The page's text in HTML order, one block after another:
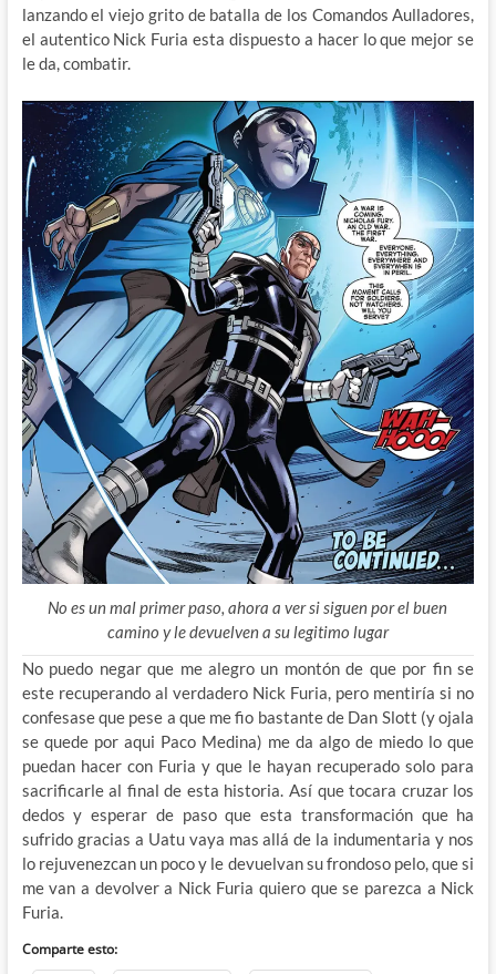
lanzando el viejo grito de batalla de los Comandos Aulladores,
el autentico Nick Furia esta dispuesto a hacer lo que mejor se
le da, combatir.
No es un mal primer paso, ahora a ver si siguen por el buen
camino y le devuelven a su legitimo lugar
No puedo negar que me alegro un montón de que por fin se
este recuperando al verdadero Nick Furia, pero mentiría si no
confesase que pese a que me fio bastante de Dan Slott (y ojala
se quede por aqui Paco Medina) me da algo de miedo lo que
puedan hacer con Furia y que le hayan recuperado solo para
sacrificarle al final de esta historia. Así que tocara cruzar los
dedos y esperar de paso que esta transformación que ha
sufrido gracias a Uatu vaya mas allá de la indumentaria y nos
lo rejuvenezcan un poco y le devuelvan su frondoso pelo, que si
me van a devolver a Nick Furia quiero que se parezca a Nick
Furia.
Comparte esto: